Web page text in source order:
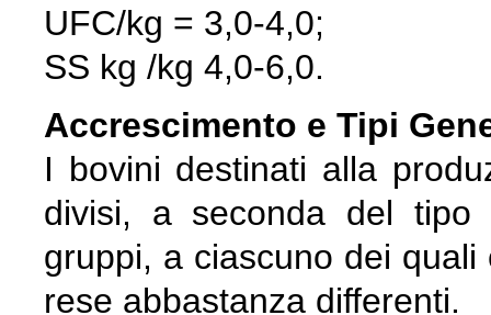
UFC/kg = 3,0-4,0;
SS kg /kg 4,0-6,0.
Accrescimento e Tipi
I bovini destinati alla
divisi, a seconda del tipo
gruppi, a ciascuno dei
rese abbastanza differenti.